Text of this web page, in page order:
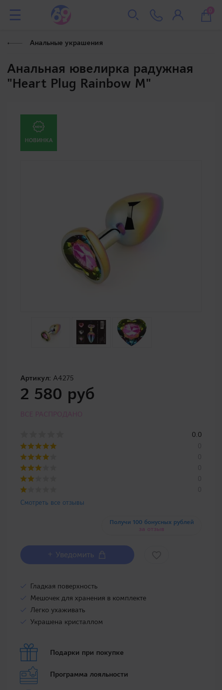
0
Анальные украшения
Анальная ювелирка радужная
"Heart Plug Rainbow M"
Артикул: A4275
2 580 руб
ВСЕ РАСПРОДАНО
0.0
0
0
0
0
0
Смотреть все отзывы
Получи 100 бонусных рублей
за отзыв
+ Уведомить
Гладкая поверхность
Мешочек для хранения в комплекте
Легко ухаживать
Украшена кристаллом
Подарки при покупке
Программа лояльности